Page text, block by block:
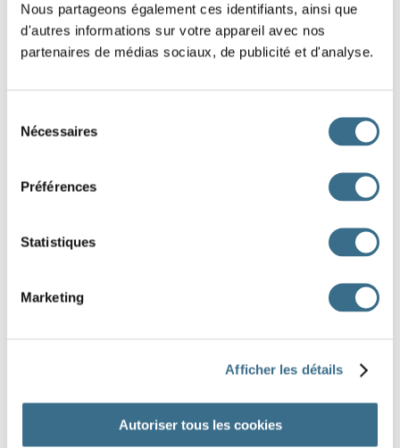
Nous partageons également ces identifiants, ainsi que
d'autres informations sur votre appareil avec nos
partenaires de médias sociaux, de publicité et d'analyse.
Nécessaires
Préférences
Statistiques
Marketing
Afficher les détails
Autoriser tous les cookies
un iwi
une